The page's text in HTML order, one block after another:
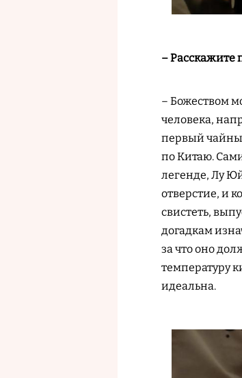
– Расскажите
– Божеством
человека,
первый
по Китаю.
легенде, Лу
отверстие, и
свистеть,
догадкам
за что оно
температуру
идеальна.